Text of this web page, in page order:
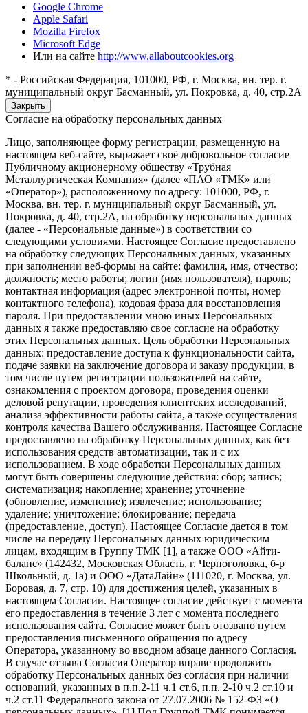
Google Chrome
Apple Safari
Mozilla Firefox
Microsoft Edge
Или на сайте http://www.allaboutcookies.org
* - Российская Федерация, 101000, РФ, г. Москва, вн. тер. г.
муниципальный округ Басманный, ул. Покровка, д. 40, стр.2А
Закрыть
Согласие на обработку персональных данных
Лицо, заполняющее форму регистрации, размещенную на
настоящем веб-сайте, выражает своё добровольное согласие
Публичному акционерному обществу «Трубная
Металлургическая Компания» (далее «ПАО «ТМК» или
«Оператор»), расположенному по адресу: 101000, РФ, г.
Москва, вн. тер. г. муниципальный округ Басманный, ул.
Покровка, д. 40, стр.2А, на обработку персональных данных
(далее - «Персональные данные») в соответствии со
следующими условиями. Настоящее Согласие предоставлено
на обработку следующих Персональных данных, указанных
при заполнении веб-формы на сайте: фамилия, имя, отчество;
должность; место работы; логин (имя пользователя), пароль;
контактная информация (адрес электронной почты, номер
контактного телефона), кодовая фраза для восстановления
пароля. При предоставлении мною иных Персональных
данных я также предоставляю свое согласие на обработку
этих Персональных данных. Цель обработки Персональных
данных: предоставление доступа к функциональности сайта,
подаче заявки на заключение договора и заказу продукции, в
том числе путем регистрации пользователей на сайте,
ознакомления с проектом договора, проведения оценки
деловой репутации, проведения клиентских исследований,
анализа эффективности работы сайта, а также осуществления
контроля качества Вашего обслуживания. Настоящее Согласие
предоставлено на обработку Персональных данных, как без
использования средств автоматизации, так и с их
использованием. В ходе обработки Персональных данных
могут быть совершены следующие действия: сбор; запись;
систематизация; накопление; хранение; уточнение
(обновление, изменение); извлечение; использование;
удаление; уничтожение; блокирование; передача
(предоставление, доступ). Настоящее Согласие дается в том
числе на передачу Персональных данных юридическим
лицам, входящим в Группу ТМК [1], а также ООО «Айти-
баланс» (142432, Московская Область, г. Черноголовка, б-р
Школьный, д. 1а) и ООО «ДатаЛайн» (111020, г. Москва, ул.
Боровая, д. 7, стр. 10) для достижения целей, указанных в
настоящем Согласии. Настоящее согласие действует с момента
его предоставления в течение 3 лет с момента последнего
использования сайта. Согласие может быть отозвано путем
предоставления письменного обращения по адресу
Оператора, указанному во вводном абзаце данного Согласия.
В случае отзыва Согласия Оператор вправе продолжить
обработку Персональных данных без согласия при наличии
оснований, указанных в п.п.2-11 ч.1 ст.6, п.п. 2-10 ч.2 ст.10 и
ч.2 ст.11 Федерального закона от 27.07.2006 № 152-ФЗ «О